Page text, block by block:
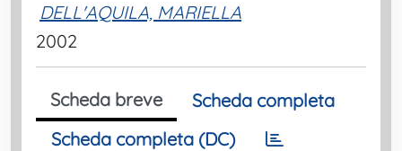
DELL'AQUILA, MARIELLA
2002
Scheda breve
Scheda completa
Scheda completa (DC)